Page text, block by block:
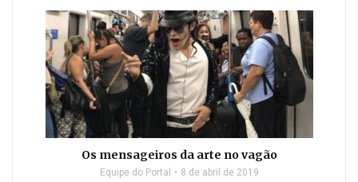
Os mensageiros da arte no vagão
Equipe do Portal 8 de abril de 2019